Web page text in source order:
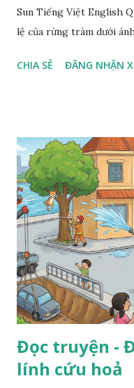
Sun Tiếng Việt English
lệ của rừng tràm dưới
CHIA SẺ ĐĂNG NHẬN
Đọc truyện -
lính cứu hoả